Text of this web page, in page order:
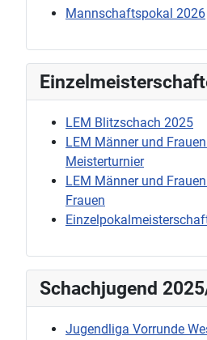
Mannschaftspokal 2026
LEM Blitzschach 2025
LEM Männer und
Meisterturnier
LEM Männer und
Frauen
Schachjugend
Jugendliga Vorrunde